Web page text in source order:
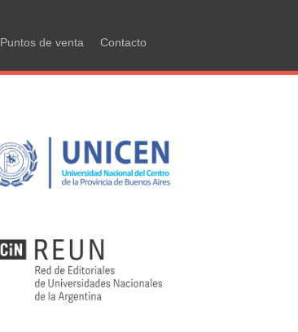
Puntos de venta Contacto